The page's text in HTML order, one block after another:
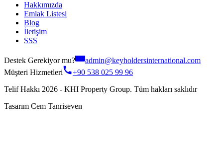
Hakkımızda
Emlak Listesi
Blog
İletişim
SSS
Destek Gerekiyor mu?
admin@keyholdersinternational.com
Müşteri Hizmetleri
+90 538 025 99 96
Telif Hakkı 2026 - KHI Property Group. Tüm hakları saklıdır
Tasarım Cem Tanriseven